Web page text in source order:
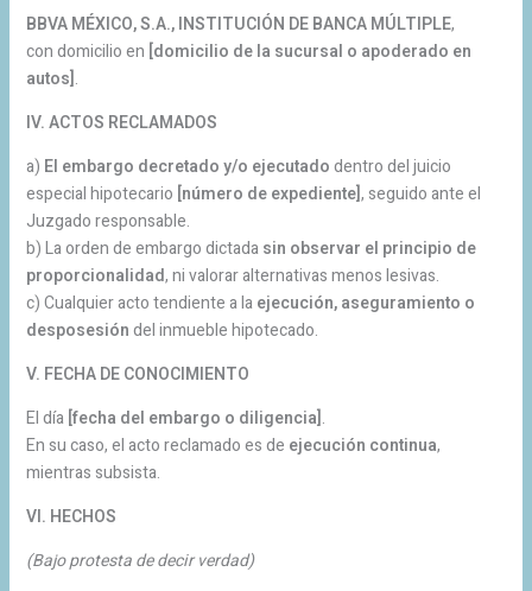
BBVA MÉXICO, S.A., INSTITUCIÓN DE BANCA MÚLTIPLE,
con domicilio en [domicilio de la sucursal o apoderado en
autos].
IV. ACTOS RECLAMADOS
a) El embargo decretado y/o ejecutadodentro del juicio
especial hipotecario [número de expediente], seguido ante el
Juzgado responsable.
b) La orden de embargo dictadasin observar el principio de
proporcionalidad, ni valorar alternativas menos lesivas.
c) Cualquier acto tendiente a laejecución, aseguramiento o
desposesióndel inmueble hipotecado.
V. FECHA DE CONOCIMIENTO
El día [fecha del embargo o diligencia].
En su caso, el acto reclamado es de ejecución continua,
mientras subsista.
VI. HECHOS
(Bajo protesta de decir verdad)